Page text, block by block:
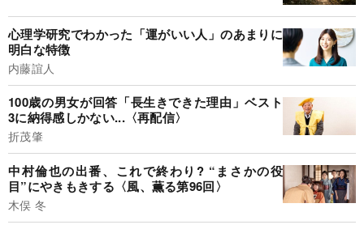
心理学研究でわかった「運がいい人」のあまりに
明白な特徴
内藤誼人
100歳の男女が回答「長生きできた理由」ベスト
3に納得感しかない...〈再配信〉
折茂肇
中村倫也の出番、これで終わり? “まさかの役
目”にやきもきする〈風、薫る第96回〉
木俣 冬